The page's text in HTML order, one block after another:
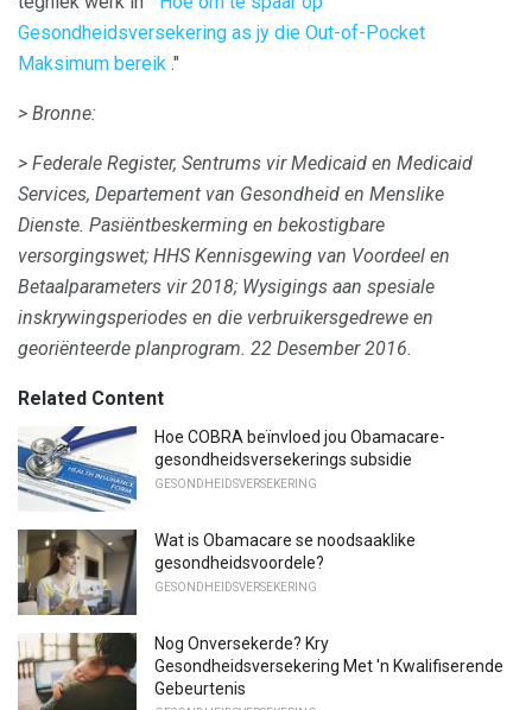
Gesondheidsversekering as jy die Out-of-Pocket
Maksimum bereik ."
> Bronne:
> Federale Register, Sentrums vir Medicaid en Medicaid
Services, Departement van Gesondheid en Menslike
Dienste. Pasiëntbeskerming en bekostigbare
versorgingswet; HHS Kennisgewing van Voordeel en
Betaalparameters vir 2018; Wysigings aan spesiale
inskrywingsperiodes en die verbruikersgedrewe en
georiënteerde planprogram. 22 Desember 2016.
Related Content
Hoe COBRA beïnvloed jou Obamacare-
gesondheidsversekerings subsidie
GESONDHEIDSVERSEKERING
Wat is Obamacare se noodsaaklike
gesondheidsvoordele?
GESONDHEIDSVERSEKERING
Nog Onversekerde? Kry
Gesondheidsversekering Met 'n Kwalifiserende
Gebeurtenis